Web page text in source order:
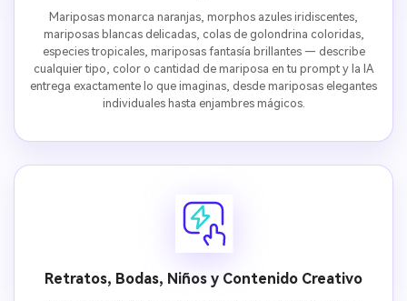
Mariposas monarca naranjas, morphos azules iridiscentes,
mariposas blancas delicadas, colas de golondrina coloridas,
especies tropicales, mariposas fantasía brillantes — describe
cualquier tipo, color o cantidad de mariposa en tu prompt y la IA
entrega exactamente lo que imaginas, desde mariposas elegantes
individuales hasta enjambres mágicos.
Retratos, Bodas, Niños y Contenido Creativo